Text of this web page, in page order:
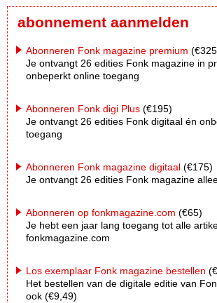
abonnement aanmelden
Abonneren Fonk magazine premium
Je ontvangt 26 edities Fonk magazine in
onbeperkt online toegang
Abonneren Fonk digi Plus (€195)
Je ontvangt 26 edities Fonk digitaal én
toegang
Abonneren Fonk magazine digitaal (€175)
Je ontvangt 26 edities Fonk magazine
Abonneren op fonkmagazine.com (€65)
Je hebt een jaar lang toegang tot alle
fonkmagazine.com
Los exemplaar Fonk magazine bestellen
Het bestellen van de digitale editie van
ook (€9,49)